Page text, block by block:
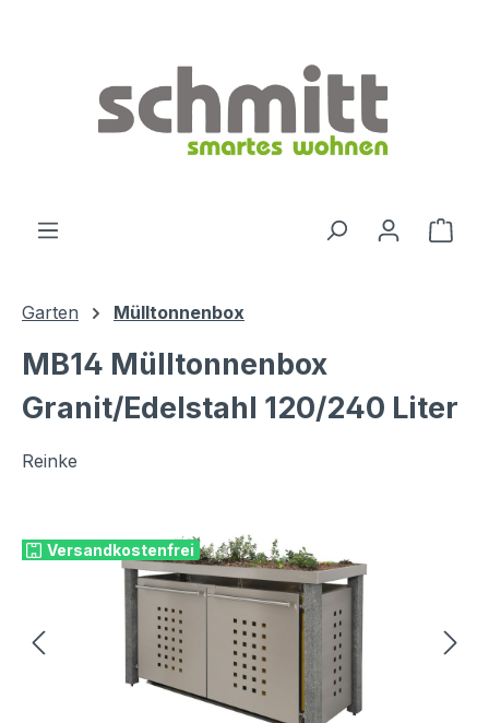
Garten Mülltonnenbox
MB14 Mülltonnenbox
Granit/Edelstahl 120/240 Liter
Reinke
Versandkostenfrei